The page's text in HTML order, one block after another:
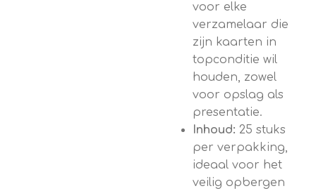
voor elke
verzamelaar die
zijn kaarten in
topconditie wil
houden, zowel
voor opslag als
presentatie.
Inhoud: 25 stuks
per verpakking,
ideaal voor het
veilig opbergen